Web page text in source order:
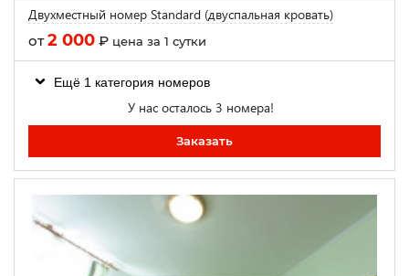
Двухместный номер Standard (двуспальная кровать)
от2 000 ₽ цена за 1 сутки
Ещё 1 категория номеров
У нас осталось 3 номера!
Заказать